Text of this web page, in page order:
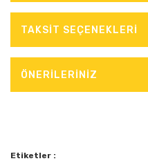
TAKSİT SEÇENEKLERİ
ÖNERİLERİNİZ
Etiketler :